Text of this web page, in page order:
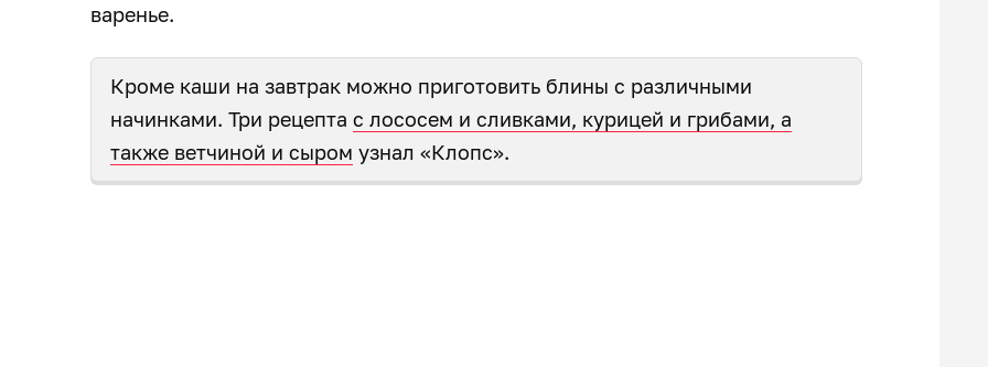
варенье.
Кроме каши на завтрак можно приготовить блины с различными
начинками. Три рецепта с лососем и сливками, курицей и грибами, а
также ветчиной и сыром узнал «Клопс».